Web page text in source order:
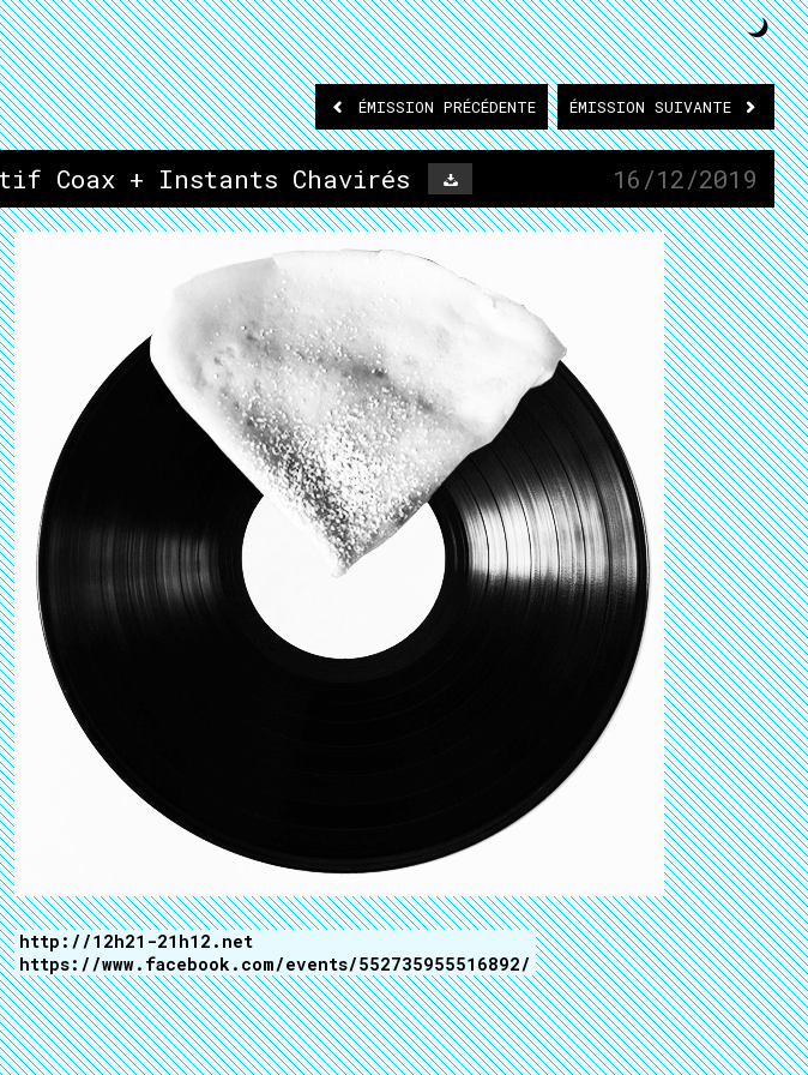
ÉMISSION PRÉCÉDENTE ÉMISSION SUIVANTE
Coax + Instants Chavirés 16/12/2019
http://12h21-21h12.net
https://www.facebook.com/events/552735955516892/